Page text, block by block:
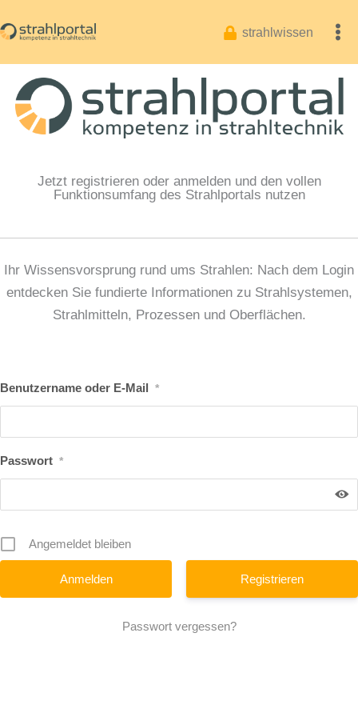
Inhalt
strahlwissen
Jetzt registrieren oder anmelden und den vollen
Funktionsumfang des Strahlportals nutzen
Ihr Wissensvorsprung rund ums Strahlen: Nach dem Login
entdecken Sie fundierte Informationen zu Strahlsystemen,
Strahlmitteln, Prozessen und Oberflächen.
Benutzername oder E-Mail *
Passwort *
Angemeldet bleiben
Registrieren
Passwort vergessen?